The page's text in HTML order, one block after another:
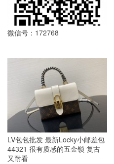
微信号：172768
LV包包批发 最新Locky小邮差包
44321 很有质感的五金锁 复古
又耐看